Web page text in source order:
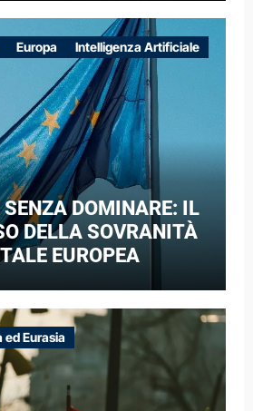
RETI ELETTRICHE
CONTESTO DELLA
IBRIDA
Europa Intelligenza Artificiale
SENZA DOMINARE: IL
DELLA SOVRANITÀ
EUROPEA
ed Eurasia